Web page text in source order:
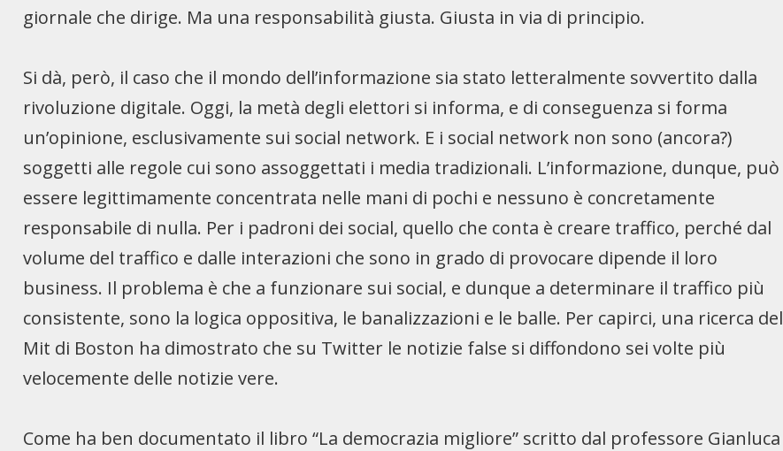
giornale che dirige. Ma una responsabilità giusta. Giusta in via di principio.
Si dà, però, il caso che il mondo dell’informazione sia stato letteralmente sovvertito dalla
rivoluzione digitale. Oggi, la metà degli elettori si informa, e di conseguenza si forma
un’opinione, esclusivamente sui social network. E i social network non sono (ancora?)
soggetti alle regole cui sono assoggettati i media tradizionali. L’informazione, dunque, può
essere legittimamente concentrata nelle mani di pochi e nessuno è concretamente
responsabile di nulla. Per i padroni dei social, quello che conta è creare traffico, perché dal
volume del traffico e dalle interazioni che sono in grado di provocare dipende il loro
business. Il problema è che a funzionare sui social, e dunque a determinare il traffico più
consistente, sono la logica oppositiva, le banalizzazioni e le balle. Per capirci, una ricerca del
Mit di Boston ha dimostrato che su Twitter le notizie false si diffondono sei volte più
velocemente delle notizie vere.
Come ha ben documentato il libro “La democrazia migliore” scritto dal professore Gianluca